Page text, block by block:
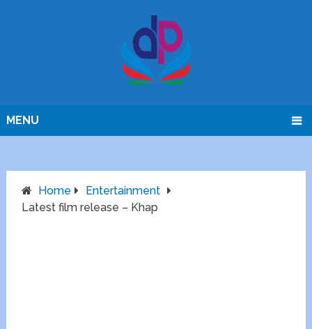
MENU
Home
Entertainment
Latest film release – Khap